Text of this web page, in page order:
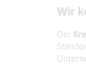
Wir
Der